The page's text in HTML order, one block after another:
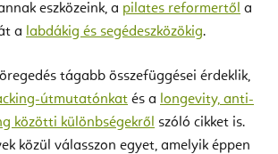
eszközeink, a pilates reformertől a
a labdákig és segédeszközökig.
tágabb összefüggései érdeklik,
útmutatónkat és a longevity, anti-
közötti különbségekről szóló cikket is.
közül válasszon egyet, amelyik éppen